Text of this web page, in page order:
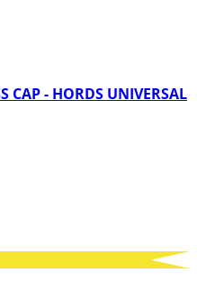
CAP - HORDS UNIVERSAL